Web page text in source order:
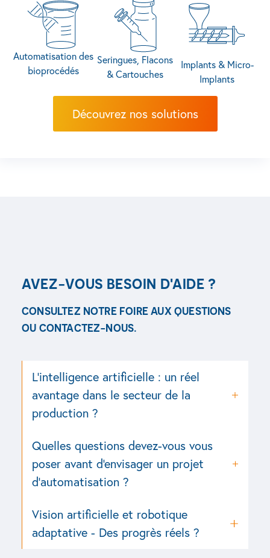
Automatisation des bioprocédés
Automatisation des
bioprocédés
Seringues, Flacons
& Cartouches
Implants & Micro-
Implants
Découvrez nos solutions
AVEZ-VOUS BESOIN D'AIDE ?
CONSULTEZ NOTRE FOIRE AUX QUESTIONS
OU CONTACTEZ-NOUS.
Contactez-nous
L’intelligence artificielle : un réel
avantage dans le secteur de la
production ?
Quelles questions devez-vous vous
poser avant d'envisager un projet
d'automatisation ?
Vision artificielle et robotique
adaptative - Des progrès réels ?